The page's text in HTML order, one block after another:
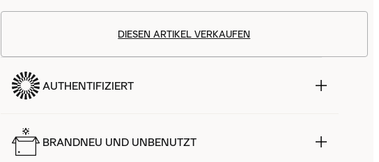
DIESEN ARTIKEL VERKAUFEN
AUTHENTIFIZIERT
BRANDNEU UND UNBENUTZT